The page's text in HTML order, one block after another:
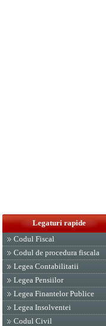
Legaturi rapide
Codul Fiscal
Codul de procedura fiscala
Legea Contabilitatii
Legea Pensiilor
Legea Finantelor Publice
Legea Insolventei
Codul Civil